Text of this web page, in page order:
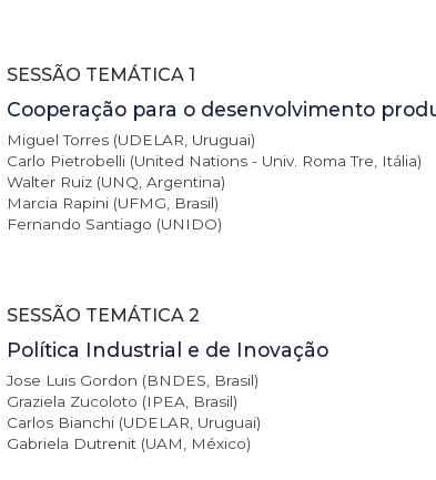
SESSÃO TEMÁTICA 1
Cooperação para o desenvolvimento
Miguel Torres (UDELAR, Uruguai)
Carlo Pietrobelli (United Nations - Univ. Roma Tre, Itália)
Walter Ruiz (UNQ, Argentina)
Marcia Rapini (UFMG, Brasil)
Fernando Santiago (UNIDO)
SESSÃO TEMÁTICA 2
Política Industrial e de Inovação
Jose Luis Gordon (BNDES, Brasil)
Graziela Zucoloto (IPEA, Brasil)
Carlos Bianchi (UDELAR, Uruguai)
Gabriela Dutrenit (UAM, México)